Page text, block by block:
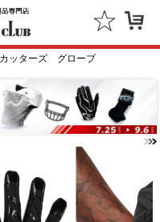
ッターズ グローブ